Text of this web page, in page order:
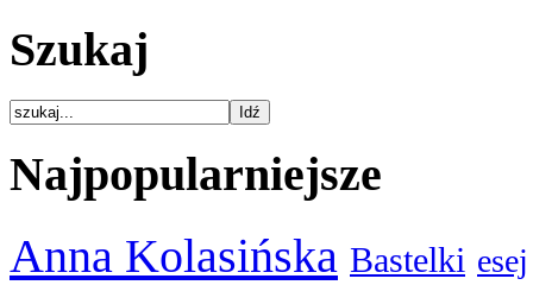
Szukaj
Najpopularniejsze
Anna Kolasińska Bastelki esej